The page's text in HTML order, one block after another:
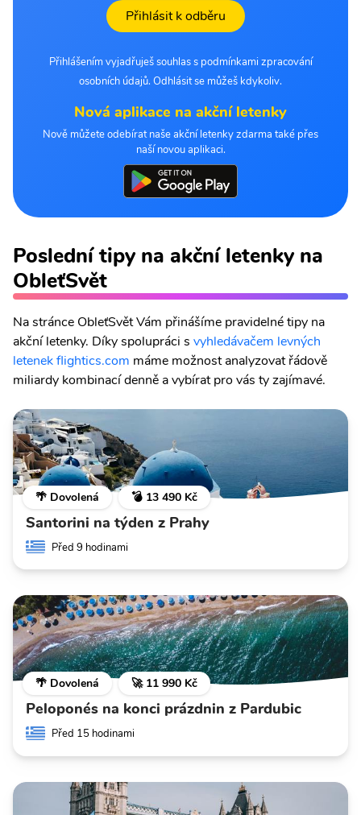
Přihlásit k odběru
Přihlášením vyjadřuješ souhlas s podmínkami zpracování
osobních údajů. Odhlásit se můžeš kdykoliv.
Nová aplikace na akční letenky
Nově můžete odebírat naše akční letenky zdarma také přes
naší novou aplikaci.
Poslední tipy na akční letenky na
ObleťSvět
Na stránce ObleťSvět Vám přinášíme pravidelné tipy na
akční letenky. Díky spolupráci s vyhledávačem levných
letenek flightics.com máme možnost analyzovat řádově
miliardy kombinací denně a vybírat pro vás ty zajímavé.
🌴 Dovolená 💣 13 490 Kč
Santorini na týden z Prahy
Před 9 hodinami
🌴 Dovolená 🚀 11 990 Kč
Peloponés na konci prázdnin z Pardubic
Před 15 hodinami